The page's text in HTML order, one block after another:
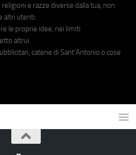
e razze diverse dalla tua, non
altri utenti.
le proprie idee, nei limiti
altrui.
catene di Sant'Antonio o cose